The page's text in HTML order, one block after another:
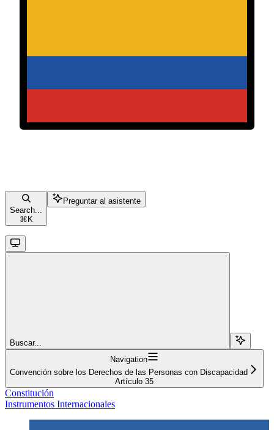
Search...
⌘ K
Preguntar al asistente
Buscar...
Navigation
Convención sobre los Derechos de las Personas con Discapacidad
Artículo 35
Constitución
Instrumentos Internacionales